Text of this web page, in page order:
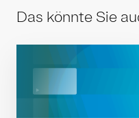
Das könnte Sie